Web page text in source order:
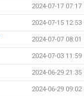
2024-07-17 07:17
2024-07-15 12:53
2024-07-07 08:01
2024-07-03 11:59
2024-06-29 21:35
2024-06-29 09:02